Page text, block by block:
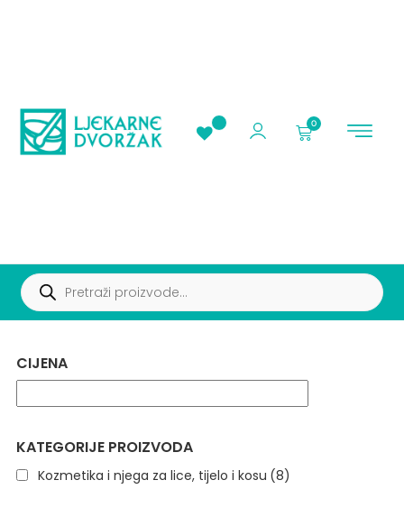
0
CIJENA
KATEGORIJE PROIZVODA
Kozmetika i njega za lice, tijelo i kosu (8)